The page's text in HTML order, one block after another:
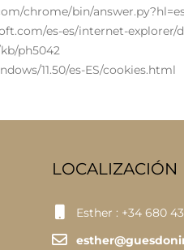
chrome/bin/
es-es/internet-explorer/
ph5042
11.50/es-ES/cookies.html
LOCALIZACIÓN
Esther : +34 680